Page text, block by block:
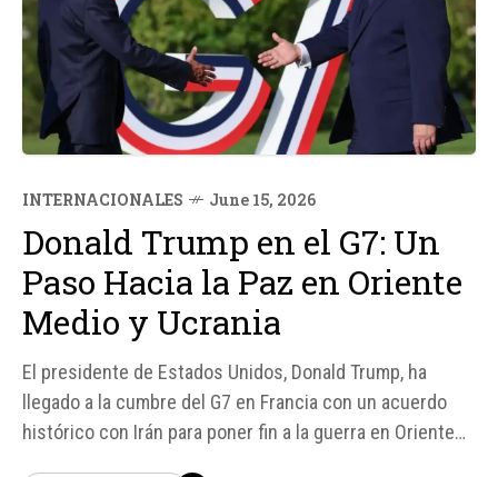
INTERNACIONALES June 15, 2026
Donald Trump en el G7: Un
Paso Hacia la Paz en Oriente
Medio y Ucrania
El presidente de Estados Unidos, Donald Trump, ha
llegado a la cumbre del G7 en Francia con un acuerdo
histórico con Irán para poner fin a la guerra en Oriente